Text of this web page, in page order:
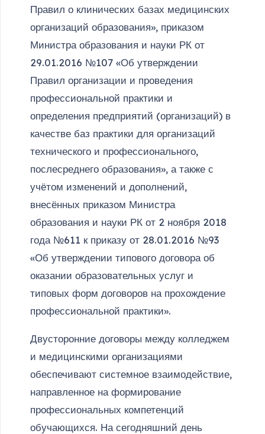
Правил о клинических базах медицинских
организаций образования», приказом
Министра образования и науки РК от
29.01.2016 №107 «Об утверждении
Правил организации и проведения
профессиональной практики и
определения предприятий (организаций) в
качестве баз практики для организаций
технического и профессионального,
послесреднего образования», а также с
учётом изменений и дополнений,
внесённых приказом Министра
образования и науки РК от 2 ноября 2018
года №611 к приказу от 28.01.2016 №93
«Об утверждении типового договора об
оказании образовательных услуг и
типовых форм договоров на прохождение
профессиональной практики».
Двусторонние договоры между колледжем
и медицинскими организациями
обеспечивают системное взаимодействие,
направленное на формирование
профессиональных компетенций
обучающихся. На сегодняшний день